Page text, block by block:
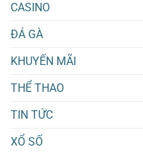
CASINO
ĐÁ GÀ
KHUYẾN MÃI
THỂ THAO
TIN TỨC
XỔ SỐ